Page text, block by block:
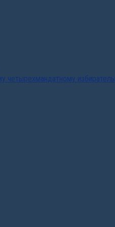
четырехмандатному